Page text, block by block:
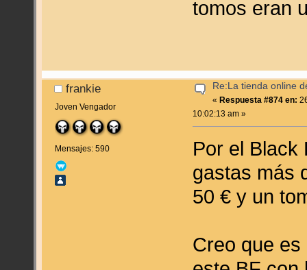
tomos eran
frankie
Joven Vengador
Mensajes: 590
Re:La tienda online
« Respuesta #874 en:
10:02:13 am »
Por el Black
gastas más
50 € y un
Creo que